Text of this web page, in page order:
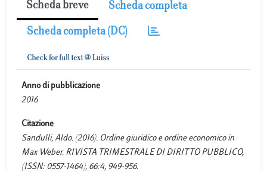
Scheda breve Scheda completa
Scheda completa (DC)
Anno di pubblicazione
2016
Citazione
Sandulli, Aldo. (2016). Ordine giuridico e ordine economico in
Max Weber. RIVISTA TRIMESTRALE DI DIRITTO PUBBLICO,
(ISSN: 0557-1464), 66:4, 949-956.